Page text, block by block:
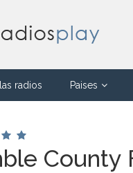
radios Paises
County